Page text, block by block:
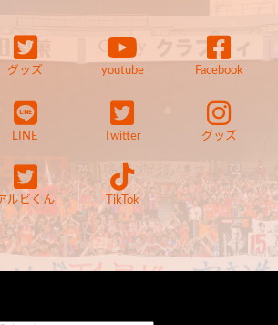
グッズ youtube Facebook
LINE Twitter グッズ
ルビくん TikTok